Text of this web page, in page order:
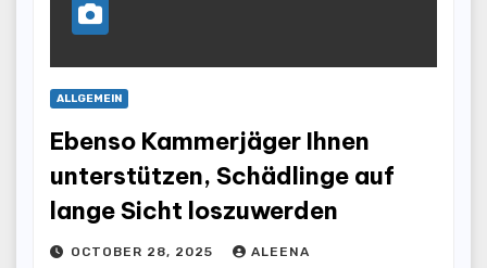
ALLGEMEIN
Ebenso Kammerjäger Ihnen
unterstützen, Schädlinge auf
lange Sicht loszuwerden
OCTOBER 28, 2025 ALEENA